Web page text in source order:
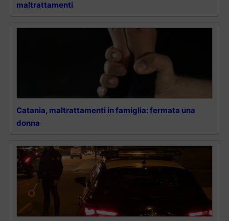
maltrattamenti
Catania, maltrattamenti in famiglia: fermata una
donna